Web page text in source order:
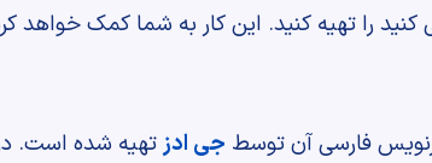
کنید را تهیه کنید. این کار به شما کمک
فارسی آن توسط جی ادزتهیه شده است. در